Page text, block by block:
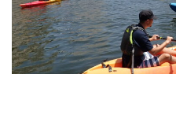
ン
ク
へ
ス